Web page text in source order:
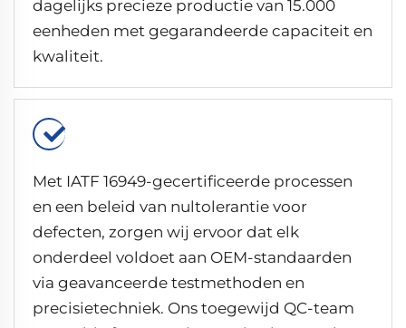
dagelijks precieze productie van 15.000
eenheden met gegarandeerde capaciteit en
kwaliteit.
Met IATF 16949-gecertificeerde processen
en een beleid van nultolerantie voor
defecten, zorgen wij ervoor dat elk
onderdeel voldoet aan OEM-standaarden
via geavanceerde testmethoden en
precisietechniek. Ons toegewijd QC-team